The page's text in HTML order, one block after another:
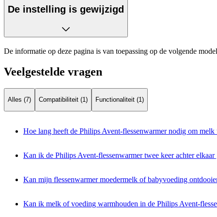
De instelling is gewijzigd
De informatie op deze pagina is van toepassing op de volgende
Veelgestelde vragen
Alles (7) Compatibiliteit (1) Functionaliteit (1)
Hoe lang heeft de Philips Avent-flessenwarmer nodig om melk
Kan ik de Philips Avent-flessenwarmer twee keer achter elkaar
Kan mijn flessenwarmer moedermelk of babyvoeding
Kan ik melk of voeding warmhouden in de Philips Avent-